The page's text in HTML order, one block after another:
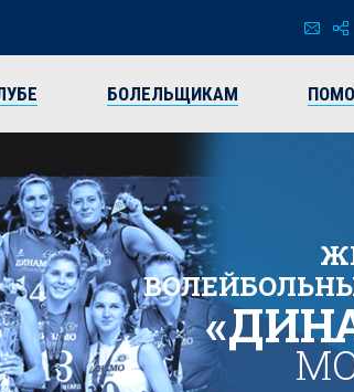
БОЛЕЛЬЩИКАМ